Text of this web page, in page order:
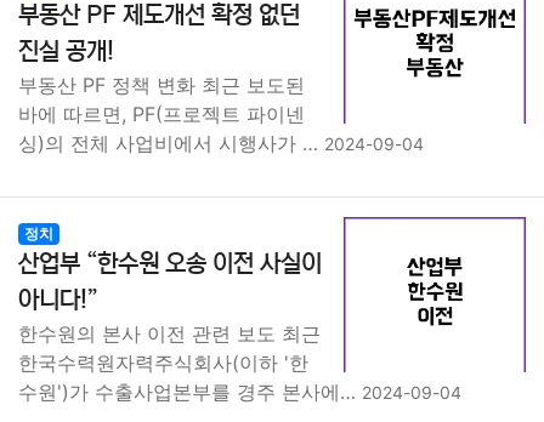
부동산 PF 제도개선 확정 없던
진실 공개!
부동산 PF 정책 변화 최근 보도된
바에 따르면, PF(프로젝트 파이넨
싱)의 전체 사업비에서 시행사가 … 2024-09-04
정치
산업부 “한수원 오송 이전 사실이
아니다!”
한수원의 본사 이전 관련 보도 최근
한국수력원자력주식회사(이하 '한
수원')가 수출사업본부를 경주 본사에… 2024-09-04